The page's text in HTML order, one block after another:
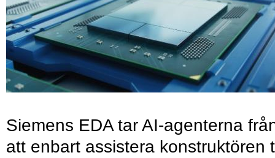
Siemens EDA tar AI-agenterna
att enbart assistera konstruktören